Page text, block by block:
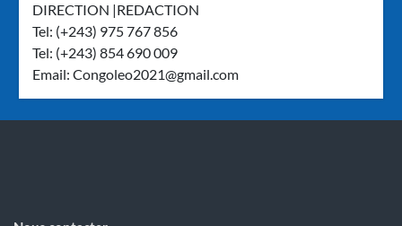
DIRECTION |REDACTION
Tel: (+243) 975 767 856
Tel: (+243) 854 690 009
Email:Congoleo2021@gmail.com